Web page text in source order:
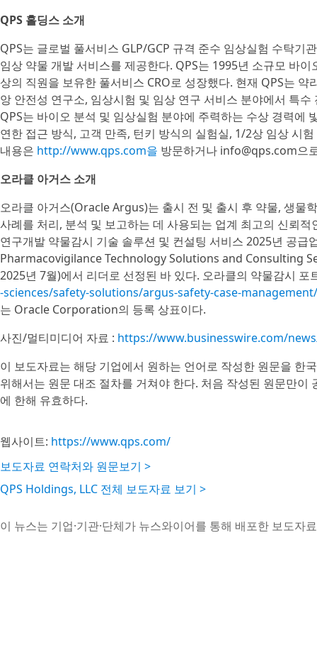
QPS 홀딩스 소개
QPS는 글로벌 풀서비스 GLP/GCP 규격 준수 임상실험 수탁기
임상 약물 개발 서비스를 제공한다. QPS는 1995년 소규모 바
상의 직원을 보유한 풀서비스 CRO로 성장했다. 현재 QPS는
앙 안전성 연구소, 임상시험 및 임상 연구 서비스 분야에서 특
QPS는 바이오 분석 및 임상실험 분야에 주력하는 수상 경력에
연한 접근 방식, 고객 만족, 턴키 방식의 실험실, 1/2상 임상 시
내용은 http://www.qps.com을 방문하거나 info@qps.com으
오라클 아거스 소개
오라클 아거스(Oracle Argus)는 출시 전 및 출시 후 약물, 생물
사례를 처리, 분석 및 보고하는 데 사용되는 업계 최고의 신뢰
연구개발 약물감시 기술 솔루션 및 컨설팅 서비스 2025년 공
Pharmacovigilance Technology Solutions and Consulting
2025년 7월)에서 리더로 선정된 바 있다. 오라클의 약물감시
-sciences/safety-solutions/argus-safety-case-
는 Oracle Corporation의 등록 상표이다.
사진/멀티미디어 자료 : https://www.businesswire.com/
이 보도자료는 해당 기업에서 원하는 언어로 작성한 원문을 한
위해서는 원문 대조 절차를 거쳐야 한다. 처음 작성된 원문만
에 한해 유효하다.
웹사이트: https://www.qps.com/
보도자료 연락처와 원문보기 >
QPS Holdings, LLC 전체 보도자료 보기 >
이 뉴스는 기업·기관·단체가 뉴스와이어를 통해 배포한 보도자